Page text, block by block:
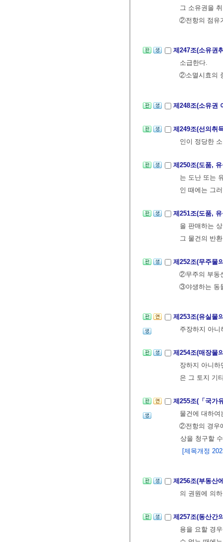
그 소유권을
②전항의 점유
제247조(소유권
소급한다.
②소멸시효의
제248조(소유권
제249조(선의취
인이 정당한
제250조(도품,
는 도난 또는
인 때에는 그
제251조(도품,
을 판매하는
그 물건의 반
제252조(무주물
②무주의 부동
③야생하는 동
제253조(유실물
주장하지 아
제254조(매장물
장하지 아니
은 그 토지 기
제255조(「국가
물건에 대하
②전항의 경우
상을 청구할
[제목개정
제256조(부동산
의 권원에 의
제257조(동산간
용을 요할 경